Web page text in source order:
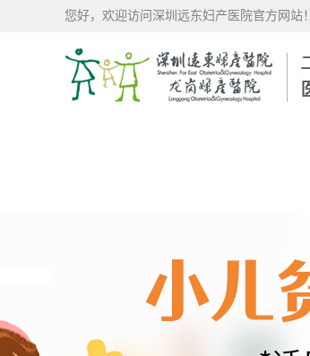
您好，欢迎访问深圳远东妇产医院官方网站！